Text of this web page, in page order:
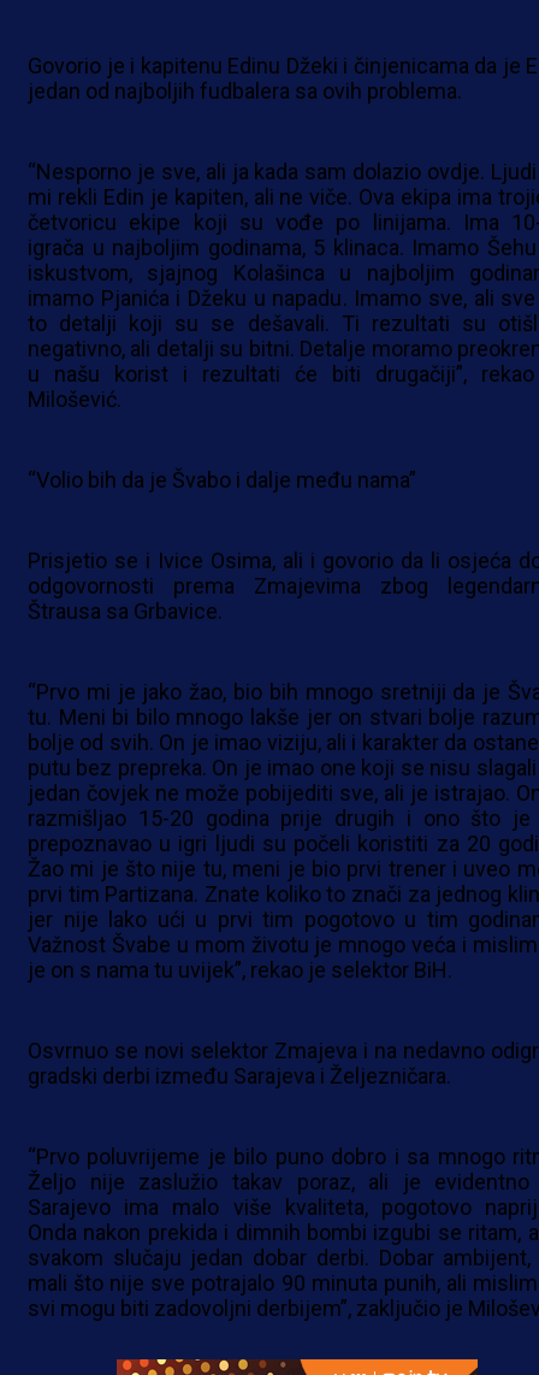
Govorio je i kapitenu Edinu Džeki i činjenicama da je
jedan od najboljih fudbalera sa ovih problema.
“Nesporno je sve, ali ja kada sam dolazio ovdje.
mi rekli Edin je kapiten, ali ne viče. Ova ekipa ima
četvoricu ekipe koji su vođe po linijama. Ima
igrača u najboljim godinama, 5 klinaca. Imamo
iskustvom, sjajnog Kolašinca u najboljim
imamo Pjanića i Džeku u napadu. Imamo sve, ali
to detalji koji su se dešavali. Ti rezultati su
negativno, ali detalji su bitni. Detalje moramo
u našu korist i rezultati će biti drugačiji”,
Milošević.
“Volio bih da je Švabo i dalje među nama”
Prisjetio se i Ivice Osima, ali i govorio da li osjeća
odgovornosti prema Zmajevima zbog
Štrausa sa Grbavice.
“Prvo mi je jako žao, bio bih mnogo sretniji da je
tu. Meni bi bilo mnogo lakše jer on stvari bolje
bolje od svih. On je imao viziju, ali i karakter da
putu bez prepreka. On je imao one koji se nisu
jedan čovjek ne može pobijediti sve, ali je istrajao.
razmišljao 15-20 godina prije drugih i ono što je
prepoznavao u igri ljudi su počeli koristiti za 20
Žao mi je što nije tu, meni je bio prvi trener i uveo
prvi tim Partizana. Znate koliko to znači za jednog
jer nije lako ući u prvi tim pogotovo u tim
Važnost Švabe u mom životu je mnogo veća i
je on s nama tu uvijek”, rekao je selektor BiH.
Osvrnuo se novi selektor Zmajeva i na nedavno
gradski derbi između Sarajeva i Željezničara.
“Prvo poluvrijeme je bilo puno dobro i sa mnogo
Željo nije zaslužio takav poraz, ali je evidentno
Sarajevo ima malo više kvaliteta, pogotovo
Onda nakon prekida i dimnih bombi izgubi se ritam,
svakom slučaju jedan dobar derbi. Dobar ambijent,
mali što nije sve potrajalo 90 minuta punih, ali
svi mogu biti zadovoljni derbijem”, zaključio je